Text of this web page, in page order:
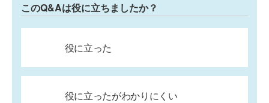
このQ&Aは役に立ちましたか？
役に立った
役に立ったがわかりにくい